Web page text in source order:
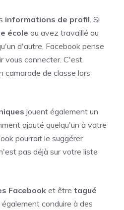
informations de profil. Si
école ou avez travaillé au
d'autre, Facebook pense
vous connecter. C'est
camarade de classe lors
jouent également un
ajouté quelqu'un à votre
pourrait le suggérer
pas déjà sur votre liste
Facebook et être tagué
conduire à des